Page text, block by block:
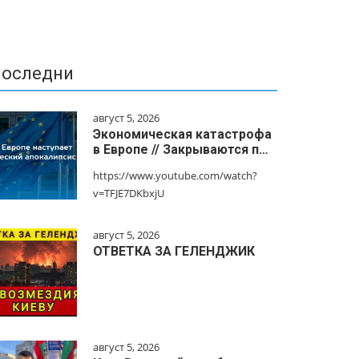
август 5, 2026
Экономическая катастрофа
в Европе // Закрываются п…
https://www.youtube.com/watch?
v=TFJE7DKbxjU
август 5, 2026
ОТВЕТКА ЗА ГЕЛЕНДЖИК
август 5, 2026